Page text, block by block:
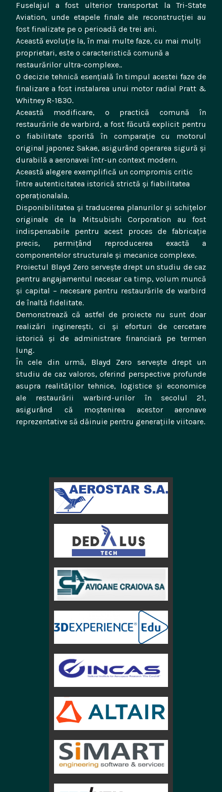
Fuselajul a fost ulterior transportat la Tri-State
Aviation, unde etapele finale ale reconstrucției au
fost finalizate pe o perioadă de trei ani.
Această evoluție la, în mai multe faze, cu mai mulți
proprietari, este o caracteristică comună a
restaurărilor ultra-complexe..
O decizie tehnică esențială în timpul acestei faze de
finalizare a fost instalarea unui motor radial Pratt &
Whitney R-1830.
Această modificare, o practică comună în
restaurările de warbird, a fost făcută explicit pentru
o fiabilitate sporită în comparație cu motorul
original japonez Sakae, asigurând operarea sigură și
durabilă a aeronavei într-un context modern.
Această alegere exemplifică un compromis critic
între autenticitatea istorică strictă și fiabilitatea
operaționalala.
Disponibilitatea și traducerea planurilor și schițelor
originale de la Mitsubishi Corporation au fost
indispensabile pentru acest proces de fabricație
precis, permițând reproducerea exactă a
componentelor structurale și mecanice complexe.
Proiectul Blayd Zero servește drept un studiu de caz
pentru angajamentul necesar ca timp, volum muncă
și capital – necesare pentru restaurările de warbird
de înaltă fidelitate.
Demonstrează că astfel de proiecte nu sunt doar
realizări inginerești, ci și eforturi de cercetare
istorică și de administrare financiară pe termen
lung.
În cele din urmă, Blayd Zero servește drept un
studiu de caz valoros, oferind perspective profunde
asupra realităților tehnice, logistice și economice
ale restaurării warbird-urilor în secolul 21,
asigurând că moștenirea acestor aeronave
reprezentative să dăinuie pentru generațiile viitoare.